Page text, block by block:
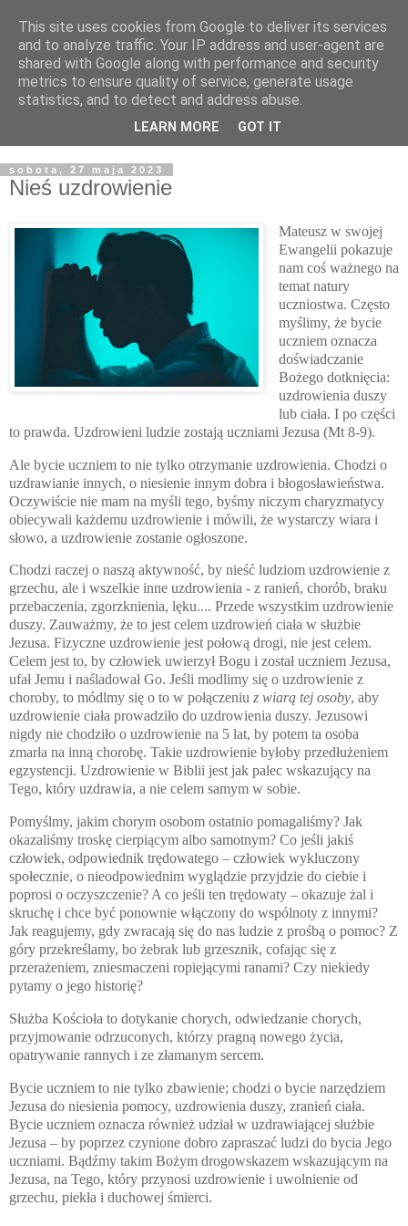
Żyjąc wiarą w REALNYM
świecie
Blog pastora Pawła Bartosika
sobota, 27 maja 2023
Nieś uzdrowienie
Mateusz w swojej
Ewangelii pokazuje
nam coś ważnego na
temat natury
uczniostwa. Często
myślimy, że bycie
uczniem oznacza
doświadczanie
Bożego dotknięcia:
uzdrowienia duszy
lub ciała. I po części
to prawda. Uzdrowieni ludzie zostają uczniami Jezusa (Mt 8-9).
Ale bycie uczniem to nie tylko otrzymanie uzdrowienia. Chodzi o
uzdrawianie innych, o niesienie innym dobra i błogosławieństwa.
Oczywiście nie mam na myśli tego, byśmy niczym charyzmatycy
obiecywali każdemu uzdrowienie i mówili, że wystarczy wiara i
słowo, a uzdrowienie zostanie ogłoszone.
Chodzi raczej o naszą aktywność, by nieść ludziom uzdrowienie z
grzechu, ale i wszelkie inne uzdrowienia - z ranień, chorób, braku
przebaczenia, zgorzknienia, lęku.... Przede wszystkim uzdrowienie
duszy. Zauważmy, że to jest celem uzdrowień ciała w służbie
Jezusa. Fizyczne uzdrowienie jest połową drogi, nie jest celem.
Celem jest to, by człowiek uwierzył Bogu i został uczniem Jezusa,
ufał Jemu i naśladował Go. Jeśli modlimy się o uzdrowienie z
choroby, to módlmy się o to w połączeniu z wiarą tej osoby, aby
uzdrowienie ciała prowadziło do uzdrowienia duszy. Jezusowi
nigdy nie chodziło o uzdrowienie na 5 lat, by potem ta osoba
zmarła na inną chorobę. Takie uzdrowienie byłoby przedłużeniem
egzystencji. Uzdrowienie w Biblii jest jak palec wskazujący na
Tego, który uzdrawia, a nie celem samym w sobie.
Pomyślmy, jakim chorym osobom ostatnio pomagaliśmy? Jak
okazaliśmy troskę cierpiącym albo samotnym? Co jeśli jakiś
człowiek, odpowiednik trędowatego – człowiek wykluczony
społecznie, o nieodpowiednim wyglądzie przyjdzie do ciebie i
poprosi o oczyszczenie? A co jeśli ten trędowaty – okazuje żal i
skruchę i chce być ponownie włączony do wspólnoty z innymi?
Jak reagujemy, gdy zwracają się do nas ludzie z prośbą o pomoc? Z
góry przekreślamy, bo żebrak lub grzesznik, cofając się z
przerażeniem, zniesmaczeni ropiejącymi ranami? Czy niekiedy
pytamy o jego historię?
Służba Kościoła to dotykanie chorych, odwiedzanie chorych,
przyjmowanie odrzuconych, którzy pragną nowego życia,
opatrywanie rannych i ze złamanym sercem.
Bycie uczniem to nie tylko zbawienie; chodzi o bycie narzędziem
Jezusa do niesienia pomocy, uzdrowienia duszy, zranień ciała.
Bycie uczniem oznacza również udział w uzdrawiającej służbie
Jezusa – by poprzez czynione dobro zapraszać ludzi do bycia Jego
uczniami. Bądźmy takim Bożym drogowskazem wskazującym na
Jezusa, na Tego, który przynosi uzdrowienie i uwolnienie od
grzechu, piekła i duchowej śmierci.
This site uses cookies from Google to deliver its services
and to analyze traffic. Your IP address and user-agent are
shared with Google along with performance and security
metrics to ensure quality of service, generate usage
statistics, and to detect and address abuse.
LEARN MORE GOT IT